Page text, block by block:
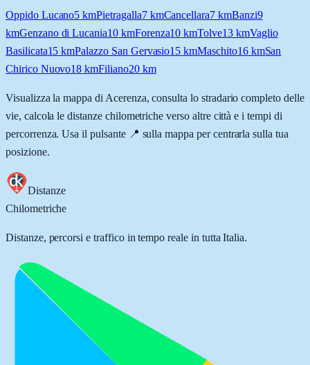
Oppido Lucano5 kmPietragalla7kmCancellara7kmBanzi9
kmGenzano di Lucania10kmForenza10 kmTolve13kmVaglio
Basilicata15 kmPalazzo San Gervasio15 kmMaschito16kmSan
Chirico Nuovo18 kmFiliano20km
Visualizza la mappa di Acerenza, consulta lo stradario completo delle
vie, calcola le distanze chilometriche verso altre città e i tempi di
percorrenza. Usa il pulsante 📍 sulla mappa per centrarla sulla tua
posizione.
Distanze
Chilometriche
Distanze, percorsi e traffico in tempo reale in tutta Italia.